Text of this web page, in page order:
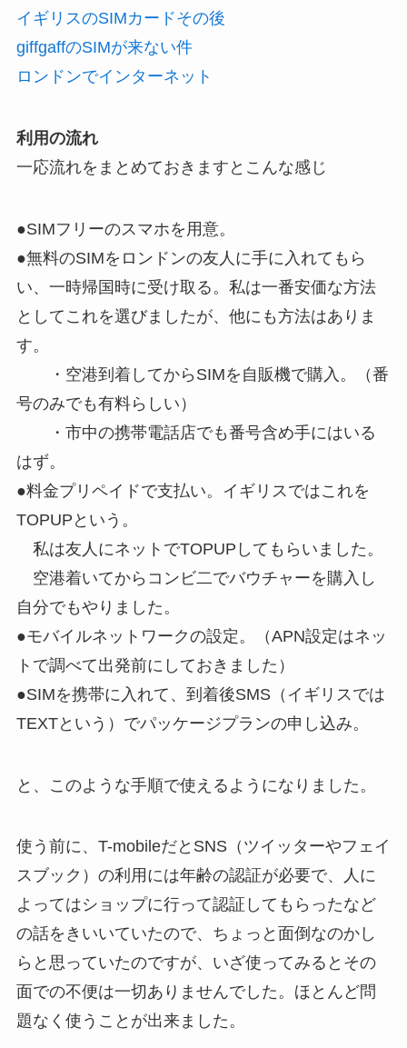
イギリスのSIMカードその後
giffgaffのSIMが来ない件
ロンドンでインターネット
利用の流れ
一応流れをまとめておきますとこんな感じ
●SIMフリーのスマホを用意。
●無料のSIMをロンドンの友人に手に入れてもら
い、一時帰国時に受け取る。私は一番安価な方法
としてこれを選びましたが、他にも方法はありま
す。
・空港到着してからSIMを自販機で購入。（番
号のみでも有料らしい）
・市中の携帯電話店でも番号含め手にはいる
はず。
●料金プリペイドで支払い。イギリスではこれを
TOPUPという。
私は友人にネットでTOPUPしてもらいました。
空港着いてからコンビ二でバウチャーを購入し
自分でもやりました。
●モバイルネットワークの設定。（APN設定はネッ
トで調べて出発前にしておきました）
●SIMを携帯に入れて、到着後SMS（イギリスでは
TEXTという）でパッケージプランの申し込み。
と、このような手順で使えるようになりました。
使う前に、T-mobileだとSNS（ツイッターやフェイ
スブック）の利用には年齢の認証が必要で、人に
よってはショップに行って認証してもらったなど
の話をきいいていたので、ちょっと面倒なのかし
らと思っていたのですが、いざ使ってみるとその
面での不便は一切ありませんでした。ほとんど問
題なく使うことが出来ました。